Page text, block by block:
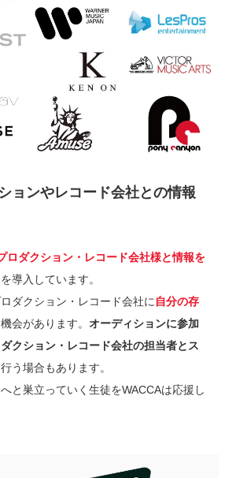
ョンやレコード会社との情報
ロダクション・レコード会社様と情報を
導入しています。
ダクション・レコード会社に 自分の存
会があります。オーディションに参加
クション・レコード会社の担当者とス
う場合もあります。
と巣立っていく生徒をWACCAは応援し